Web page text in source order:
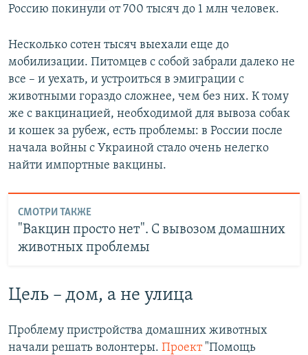
Россию покинули от 700 тысяч до 1 млн человек.
Несколько сотен тысяч выехали еще до
мобилизации. Питомцев с собой забрали далеко не
все – и уехать, и устроиться в эмиграции с
животными гораздо сложнее, чем без них. К тому
же с вакцинацией, необходимой для вывоза собак
и кошек за рубеж, есть проблемы: в России после
начала войны с Украиной стало очень нелегко
найти импортные вакцины.
СМОТРИ ТАКЖЕ
"Вакцин просто нет". С вывозом домашних
животных проблемы
Цель – дом, а не улица
Проблему пристройства домашних животных
начали решать волонтеры. Проект "Помощь